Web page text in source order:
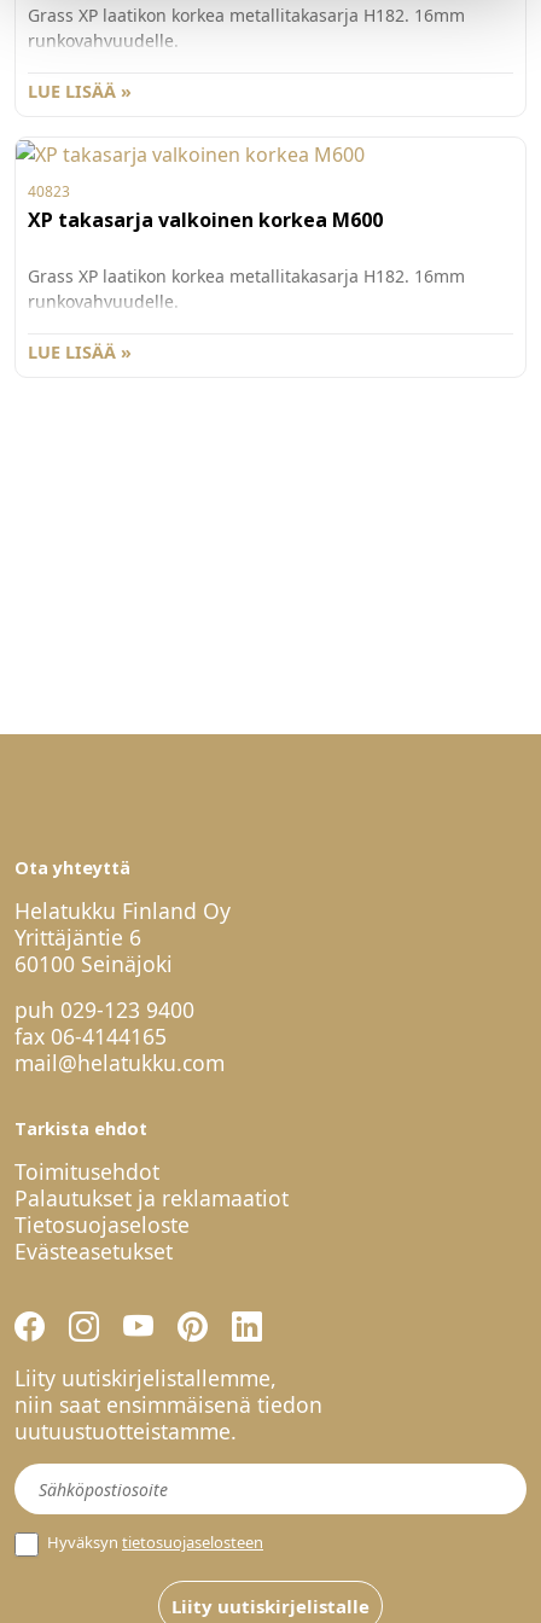
Grass XP laatikon korkea metallitakasarja H182. 16mm
runkovahvuudelle.
LUE LISÄÄ »
40823
XP takasarja valkoinen korkea M600
Grass XP laatikon korkea metallitakasarja H182. 16mm
runkovahvuudelle.
LUE LISÄÄ »
Ota yhteyttä
Helatukku Finland Oy
Yrittäjäntie 6
60100 Seinäjoki
puh 029-123 9400
fax 06-4144165
mail@helatukku.com
Tarkista ehdot
Toimitusehdot
Palautukset ja reklamaatiot
Tietosuojaseloste
Evästeasetukset
Liity uutiskirjelistallemme,
niin saat ensimmäisenä tiedon
uutuustuotteistamme.
Uutiskirje
Hyväksyn tietosuojaselosteen
Liity uutiskirjelistalle